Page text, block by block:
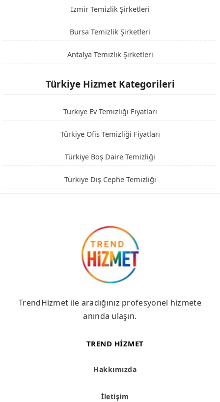
İzmir Temizlik Şirketleri
Bursa Temizlik Şirketleri
Antalya Temizlik Şirketleri
Türkiye Hizmet Kategorileri
Türkiye Ev Temizliği Fiyatları
Türkiye Ofis Temizliği Fiyatları
Türkiye Boş Daire Temizliği
Türkiye Dış Cephe Temizliği
TrendHizmet ile aradığınız profesyonel hizmete
anında ulaşın.
TREND HIZMET
Hakkımızda
İletişim